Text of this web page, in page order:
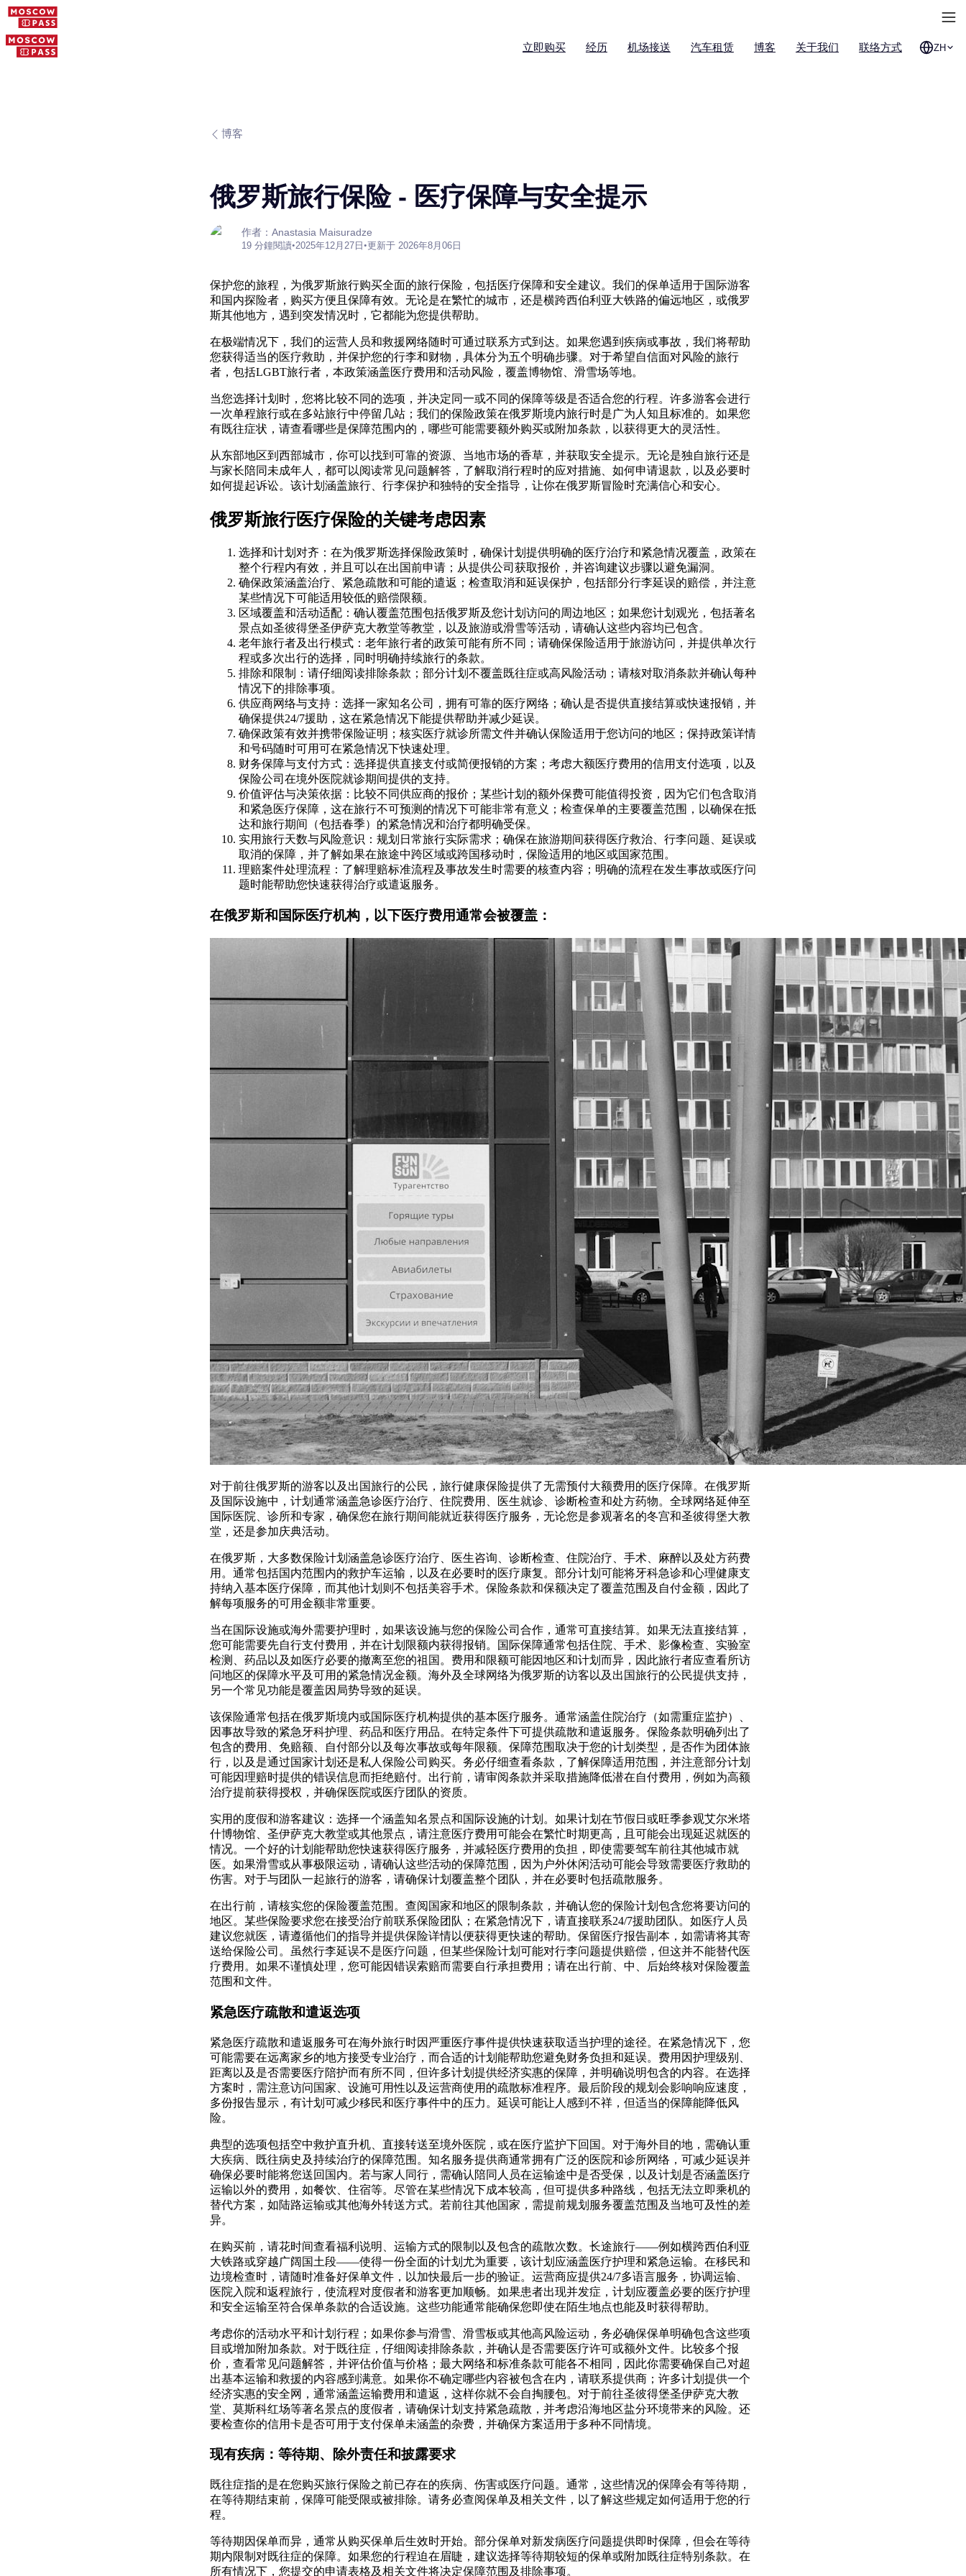
立即购买 经历 机场接送 汽车租赁 博客 关于我们 联络方式 ZH
博客
俄罗斯旅行保险 - 医疗保障与安全提示
作者：Anastasia Maisuradze
19 分鐘閱讀•2025年12月27日 •更新于 2026年8月06日
保护您的旅程，为俄罗斯旅行购买全面的旅行保险，包括医疗保障和安全建议。我们的保单适用于国际游客
和国内探险者，购买方便且保障有效。无论是在繁忙的城市，还是横跨西伯利亚大铁路的偏远地区，或俄罗
斯其他地方，遇到突发情况时，它都能为您提供帮助。
在极端情况下，我们的运营人员和救援网络随时可通过联系方式到达。如果您遇到疾病或事故，我们将帮助
您获得适当的医疗救助，并保护您的行李和财物，具体分为五个明确步骤。对于希望自信面对风险的旅行
者，包括LGBT旅行者，本政策涵盖医疗费用和活动风险，覆盖博物馆、滑雪场等地。
当您选择计划时，您将比较不同的选项，并决定同一或不同的保障等级是否适合您的行程。许多游客会进行
一次单程旅行或在多站旅行中停留几站；我们的保险政策在俄罗斯境内旅行时是广为人知且标准的。如果您
有既往症状，请查看哪些是保障范围内的，哪些可能需要额外购买或附加条款，以获得更大的灵活性。
从东部地区到西部城市，你可以找到可靠的资源、当地市场的香草，并获取安全提示。无论是独自旅行还是
与家长陪同未成年人，都可以阅读常见问题解答，了解取消行程时的应对措施、如何申请退款，以及必要时
如何提起诉讼。该计划涵盖旅行、行李保护和独特的安全指导，让你在俄罗斯冒险时充满信心和安心。
俄罗斯旅行医疗保险的关键考虑因素
选择和计划对齐：在为俄罗斯选择保险政策时，确保计划提供明确的医疗治疗和紧急情况覆盖，政策在
整个行程内有效，并且可以在出国前申请；从提供公司获取报价，并咨询建议步骤以避免漏洞。
确保政策涵盖治疗、紧急疏散和可能的遣返；检查取消和延误保护，包括部分行李延误的赔偿，并注意
某些情况下可能适用较低的赔偿限额。
区域覆盖和活动适配：确认覆盖范围包括俄罗斯及您计划访问的周边地区；如果您计划观光，包括著名
景点如圣彼得堡圣伊萨克大教堂等教堂，以及旅游或滑雪等活动，请确认这些内容均已包含。
老年旅行者及出行模式：老年旅行者的政策可能有所不同；请确保保险适用于旅游访问，并提供单次行
程或多次出行的选择，同时明确持续旅行的条款。
排除和限制：请仔细阅读排除条款；部分计划不覆盖既往症或高风险活动；请核对取消条款并确认每种
情况下的排除事项。
供应商网络与支持：选择一家知名公司，拥有可靠的医疗网络；确认是否提供直接结算或快速报销，并
确保提供24/7援助，这在紧急情况下能提供帮助并减少延误。
确保政策有效并携带保险证明；核实医疗就诊所需文件并确认保险适用于您访问的地区；保持政策详情
和号码随时可用可在紧急情况下快速处理。
财务保障与支付方式：选择提供直接支付或简便报销的方案；考虑大额医疗费用的信用支付选项，以及
保险公司在境外医院就诊期间提供的支持。
价值评估与决策依据：比较不同供应商的报价；某些计划的额外保费可能值得投资，因为它们包含取消
和紧急医疗保障，这在旅行不可预测的情况下可能非常有意义；检查保单的主要覆盖范围，以确保在抵
达和旅行期间（包括春季）的紧急情况和治疗都明确受保。
实用旅行天数与风险意识：规划日常旅行实际需求；确保在旅游期间获得医疗救治、行李问题、延误或
取消的保障，并了解如果在旅途中跨区域或跨国移动时，保险适用的地区或国家范围。
理赔案件处理流程：了解理赔标准流程及事故发生时需要的核查内容；明确的流程在发生事故或医疗问
题时能帮助您快速获得治疗或遣返服务。
在俄罗斯和国际医疗机构，以下医疗费用通常会被覆盖：
对于前往俄罗斯的游客以及出国旅行的公民，旅行健康保险提供了无需预付大额费用的医疗保障。在俄罗斯
及国际设施中，计划通常涵盖急诊医疗治疗、住院费用、医生就诊、诊断检查和处方药物。全球网络延伸至
国际医院、诊所和专家，确保您在旅行期间能就近获得医疗服务，无论您是参观著名的冬宫和圣彼得堡大教
堂，还是参加庆典活动。
在俄罗斯，大多数保险计划涵盖急诊医疗治疗、医生咨询、诊断检查、住院治疗、手术、麻醉以及处方药费
用。通常包括国内范围内的救护车运输，以及在必要时的医疗康复。部分计划可能将牙科急诊和心理健康支
持纳入基本医疗保障，而其他计划则不包括美容手术。保险条款和保额决定了覆盖范围及自付金额，因此了
解每项服务的可用金额非常重要。
当在国际设施或海外需要护理时，如果该设施与您的保险公司合作，通常可直接结算。如果无法直接结算，
您可能需要先自行支付费用，并在计划限额内获得报销。国际保障通常包括住院、手术、影像检查、实验室
检测、药品以及如医疗必要的撤离至您的祖国。费用和限额可能因地区和计划而异，因此旅行者应查看所访
问地区的保障水平及可用的紧急情况金额。海外及全球网络为俄罗斯的访客以及出国旅行的公民提供支持，
另一个常见功能是覆盖因局势导致的延误。
该保险通常包括在俄罗斯境内或国际医疗机构提供的基本医疗服务。通常涵盖住院治疗（如需重症监护）、
因事故导致的紧急牙科护理、药品和医疗用品。在特定条件下可提供疏散和遣返服务。保险条款明确列出了
包含的费用、免赔额、自付部分以及每次事故或每年限额。保障范围取决于您的计划类型，是否作为团体旅
行，以及是通过国家计划还是私人保险公司购买。务必仔细查看条款，了解保障适用范围，并注意部分计划
可能因理赔时提供的错误信息而拒绝赔付。出行前，请审阅条款并采取措施降低潜在自付费用，例如为高额
治疗提前获得授权，并确保医院或医疗团队的资质。
实用的度假和游客建议：选择一个涵盖知名景点和国际设施的计划。如果计划在节假日或旺季参观艾尔米塔
什博物馆、圣伊萨克大教堂或其他景点，请注意医疗费用可能会在繁忙时期更高，且可能会出现延迟就医的
情况。一个好的计划能帮助您快速获得医疗服务，并减轻医疗费用的负担，即使需要驾车前往其他城市就
医。如果滑雪或从事极限运动，请确认这些活动的保障范围，因为户外休闲活动可能会导致需要医疗救助的
伤害。对于与团队一起旅行的游客，请确保计划覆盖整个团队，并在必要时包括疏散服务。
在出行前，请核实您的保险覆盖范围。查阅国家和地区的限制条款，并确认您的保险计划包含您将要访问的
地区。某些保险要求您在接受治疗前联系保险团队；在紧急情况下，请直接联系24/7援助团队。如医疗人员
建议您就医，请遵循他们的指导并提供保险详情以便获得更快速的帮助。保留医疗报告副本，如需请将其寄
送给保险公司。虽然行李延误不是医疗问题，但某些保险计划可能对行李问题提供赔偿，但这并不能替代医
疗费用。如果不谨慎处理，您可能因错误索赔而需要自行承担费用；请在出行前、中、后始终核对保险覆盖
范围和文件。
紧急医疗疏散和遣返选项
紧急医疗疏散和遣返服务可在海外旅行时因严重医疗事件提供快速获取适当护理的途径。在紧急情况下，您
可能需要在远离家乡的地方接受专业治疗，而合适的计划能帮助您避免财务负担和延误。费用因护理级别、
距离以及是否需要医疗陪护而有所不同，但许多计划提供经济实惠的保障，并明确说明包含的内容。在选择
方案时，需注意访问国家、设施可用性以及运营商使用的疏散标准程序。最后阶段的规划会影响响应速度，
多份报告显示，有计划可减少移民和医疗事件中的压力。延误可能让人感到不祥，但适当的保障能降低风
险。
典型的选项包括空中救护直升机、直接转送至境外医院，或在医疗监护下回国。对于海外目的地，需确认重
大疾病、既往病史及持续治疗的保障范围。知名服务提供商通常拥有广泛的医院和诊所网络，可减少延误并
确保必要时能将您送回国内。若与家人同行，需确认陪同人员在运输途中是否受保，以及计划是否涵盖医疗
运输以外的费用，如餐饮、住宿等。尽管在某些情况下成本较高，但可提供多种路线，包括无法立即乘机的
替代方案，如陆路运输或其他海外转送方式。若前往其他国家，需提前规划服务覆盖范围及当地可及性的差
异。
在购买前，请花时间查看福利说明、运输方式的限制以及包含的疏散次数。长途旅行——例如横跨西伯利亚
大铁路或穿越广阔国土段——使得一份全面的计划尤为重要，该计划应涵盖医疗护理和紧急运输。在移民和
边境检查时，请随时准备好保单文件，以加快最后一步的验证。运营商应提供24/7多语言服务，协调运输、
医院入院和返程旅行，使流程对度假者和游客更加顺畅。如果患者出现并发症，计划应覆盖必要的医疗护理
和安全运输至符合保单条款的合适设施。这些功能通常能确保您即使在陌生地点也能及时获得帮助。
考虑你的活动水平和计划行程；如果你参与滑雪、滑雪板或其他高风险运动，务必确保保单明确包含这些项
目或增加附加条款。对于既往症，仔细阅读排除条款，并确认是否需要医疗许可或额外文件。比较多个报
价，查看常见问题解答，并评估价值与价格；最大网络和标准条款可能各不相同，因此你需要确保自己对超
出基本运输和救援的内容感到满意。如果你不确定哪些内容被包含在内，请联系提供商；许多计划提供一个
经济实惠的安全网，通常涵盖运输费用和遣返，这样你就不会自掏腰包。对于前往圣彼得堡圣伊萨克大教
堂、莫斯科红场等著名景点的度假者，请确保计划支持紧急疏散，并考虑沿海地区盐分环境带来的风险。还
要检查你的信用卡是否可用于支付保单未涵盖的杂费，并确保方案适用于多种不同情境。
现有疾病：等待期、除外责任和披露要求
既往症指的是在您购买旅行保险之前已存在的疾病、伤害或医疗问题。通常，这些情况的保障会有等待期，
在等待期结束前，保障可能受限或被排除。请务必查阅保单及相关文件，以了解这些规定如何适用于您的行
程。
等待期因保单而异，通常从购买保单后生效时开始。部分保单对新发病医疗问题提供即时保障，但会在等待
期内限制对既往症的保障。如果您的行程迫在眉睫，建议选择等待期较短的保单或附加既往症特别条款。在
所有情况下，您提交的申请表格及相关文件将决定保障范围及排除事项。